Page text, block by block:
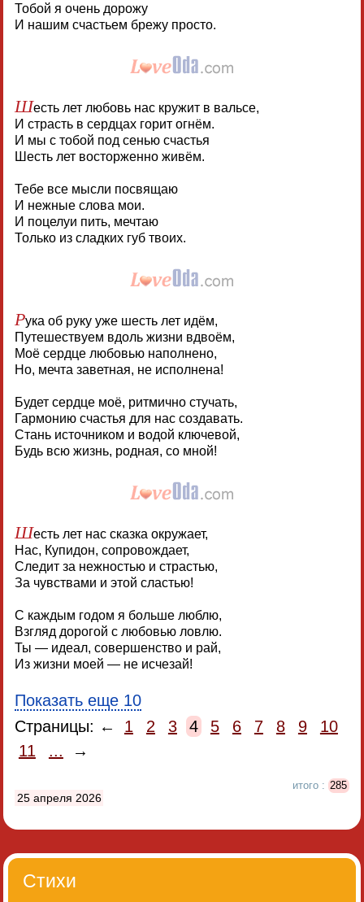
Тобой я очень дорожу
И нашим счастьем брежу просто.
Шесть лет любовь нас кружит в вальсе,
И страсть в сердцах горит огнём.
И мы с тобой под сенью счастья
Шесть лет восторженно живём.
Тебе все мысли посвящаю
И нежные слова мои.
И поцелуи пить, мечтаю
Только из сладких губ твоих.
Рука об руку уже шесть лет идём,
Путешествуем вдоль жизни вдвоём,
Моё сердце любовью наполнено,
Но, мечта заветная, не исполнена!
Будет сердце моё, ритмично стучать,
Гармонию счастья для нас создавать.
Стань источником и водой ключевой,
Будь всю жизнь, родная, со мной!
Шесть лет нас сказка окружает,
Нас, Купидон, сопровождает,
Следит за нежностью и страстью,
За чувствами и этой сластью!
С каждым годом я больше люблю,
Взгляд дорогой с любовью ловлю.
Ты — идеал, совершенство и рай,
Из жизни моей — не исчезай!
Показать еще 10
Страницы: ←
1 2 3 4 5 6 7 8 9
10
11
... →
итого : 285
25 апреля 2026
Стихи